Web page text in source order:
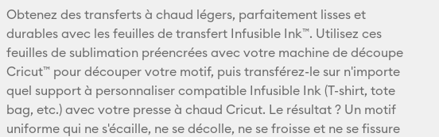
E-mail
Pinterest
Facebook
X
Obtenez des transferts à chaud légers, parfaitement lisses et
durables avec les feuilles de transfert Infusible Ink™. Utilisez ces
feuilles de sublimation préencrées avec votre machine de découpe
Cricut™ pour découper votre motif, puis transférez-le sur n'importe
quel support à personnaliser compatible Infusible Ink (T-shirt, tote
bag, etc.) avec votre presse à chaud Cricut. Le résultat ? Un motif
uniforme qui ne s'écaille, ne se décolle, ne se froisse et ne se fissure